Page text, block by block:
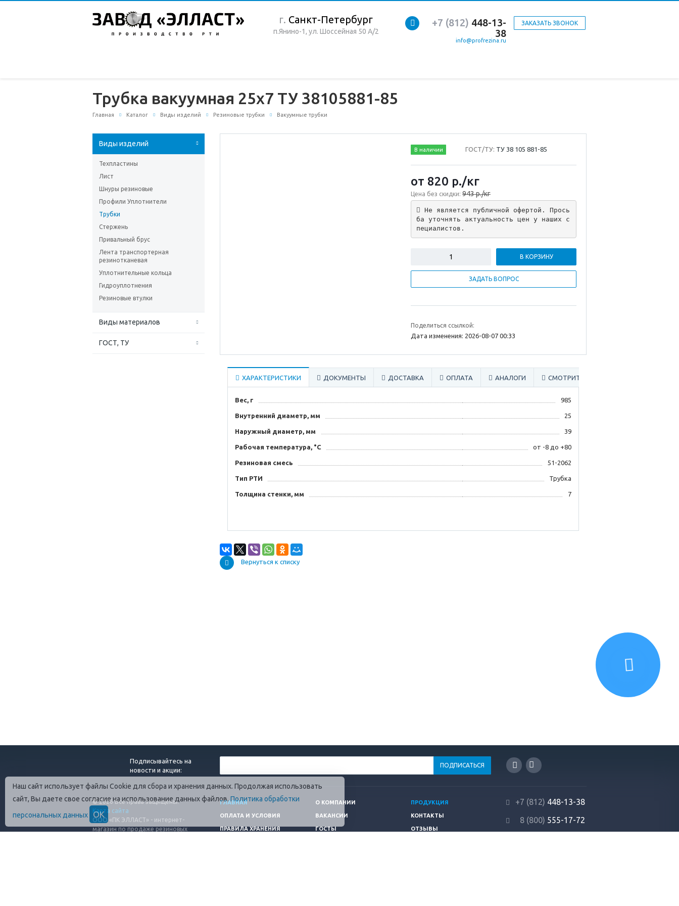
г. Санкт-Петербург
п.Янино-1, ул. Шоссейная 50 А/2
ЗАКАЗАТЬ ЗВОНОК
+7 (812) 448-13-
38
info@profrezina.ru
Трубка вакуумная 25х7 ТУ 38105881-85
Главная Каталог Виды изделий Резиновые трубки Вакуумные трубки
Виды изделий
Техпластины
Лист
Шнуры резиновые
Профили Уплотнители
Трубки
Стержень
Привальный брус
Лента транспортерная
резинотканевая
Уплотнительные кольца
Гидроуплотнения
Резиновые втулки
Виды материалов
ГОСТ, ТУ
В наличии ГОСТ/ТУ: ТУ 38 105 881-85
от 820 р./кг
Цена без скидки: 943 р./кг
Не является публичной офертой. Прось
ба уточнять актуальность цен у наших с
пециалистов.
В КОРЗИНУ
ЗАДАТЬ ВОПРОС
Поделиться ссылкой:
Дата изменения: 2026-08-07 00:33
ХАРАКТЕРИСТИКИ ДОКУМЕНТЫ ДОСТАВКА ОПЛАТА АНАЛОГИ СМОТРИТЕ ТАКЖЕ
Вес, г 985
Внутренний диаметр, мм 25
Наружный диаметр, мм 39
Рабочая температура, °C от -8 до +80
Резиновая смесь 51-2062
Тип РТИ Трубка
Толщина стенки, мм 7
Вернуться к списку
Подписывайтесь на
новости и акции:
© 2026 Все права защищены.
Карта сайта
ООО «ПК ЭЛЛАСТ» - интернет-
магазин по продаже резиновых
ГЛАВНАЯ О КОМПАНИИ ПРОДУКЦИЯ
ОПЛАТА И УСЛОВИЯ ВАКАНСИИ КОНТАКТЫ
ПРАВИЛА ХРАНЕНИЯ ГОСТЫ ОТЗЫВЫ
+7 (812) 448-13-38
8 (800) 555-17-72
Наш сайт использует файлы Cookie для сбора и хранения данных. Продолжая использовать
сайт, Вы даете свое согласие на использование данных файлов.Политика обработки
персональных данных
ОК